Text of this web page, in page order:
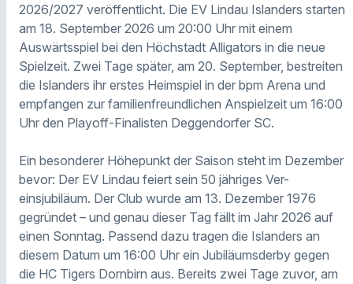
2026/2027 veröffentlicht. Die EV Lindau Islanders starten
am 18. September 2026 um 20:00 Uhr mit einem
Auswärtsspiel bei den Höchstadt Alligators in die neue
Spielzeit. Zwei Tage später, am 20. September, bestreiten
die Islanders ihr erstes Heimspiel in der bpm Arena und
empfangen zur familienfreundlichen Anspielzeit um 16:00
Uhr den Playoff-Finalisten Deggendorfer SC.
Ein besonderer Höhepunkt der Saison steht im Dezember
bevor: Der EV Lindau feiert sein 50 jähriges Ver-
einsjubiläum. Der Club wurde am 13. Dezember 1976
gegründet – und genau dieser Tag fällt im Jahr 2026 auf
einen Sonntag. Passend dazu tragen die Islanders an
diesem Datum um 16:00 Uhr ein Jubiläumsderby gegen
die HC Tigers Dornbirn aus. Bereits zwei Tage zuvor, am